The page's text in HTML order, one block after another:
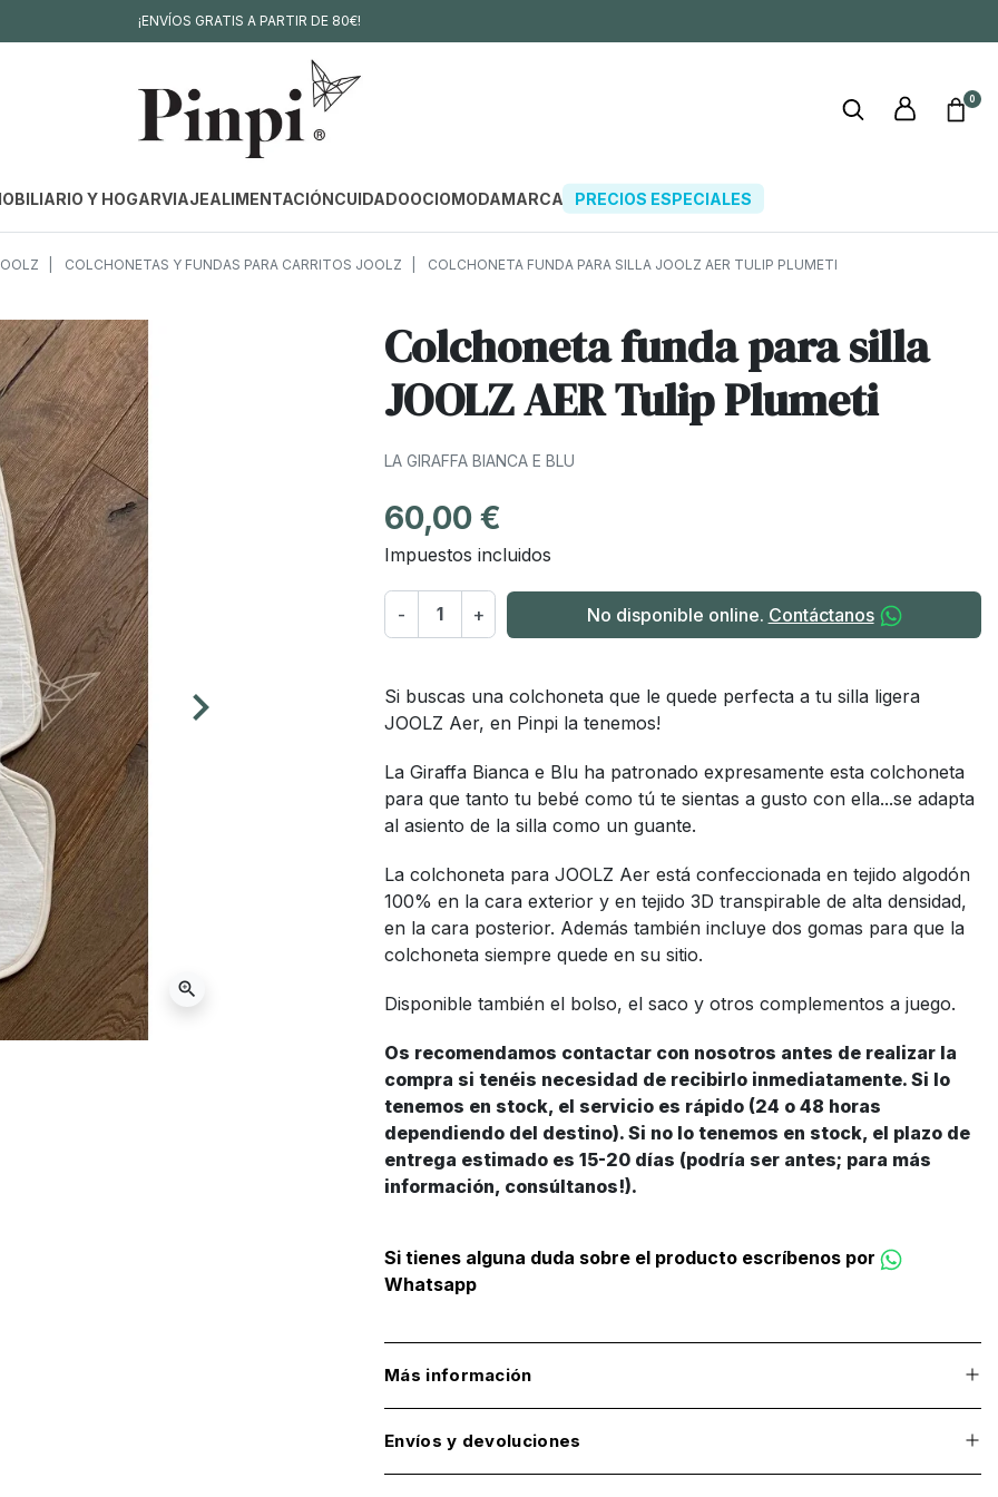
¡ENVÍOS GRATIS A PARTIR DE 80€!
0
Y HOGARVIAJEALIMENTACIÓNCUIDADOOCIOMODAMARCAS PRECIOS ESPECIALES
COLCHONETAS Y FUNDAS PARA CARRITOS JOOLZ COLCHONETA FUNDA PARA SILLA JOOLZ AER TULIP PLUMETI
Siguiente
keyboard_arrow_right
zoom_in
Colchoneta funda para silla
JOOLZ AER Tulip Plumeti
LA GIRAFFA BIANCA E BLU
60,00 €
Impuestos incluidos
- + No disponible online. Contáctanos
Si buscas una colchoneta que le quede perfecta a tu silla ligera
JOOLZ Aer, en Pinpi la tenemos!
La Giraffa Bianca e Blu ha patronado expresamente esta colchoneta
para que tanto tu bebé como tú te sientas a gusto con ella...se adapta
al asiento de la silla como un guante.
La colchoneta para JOOLZ Aer está confeccionada en tejido algodón
100% en la cara exterior y en tejido 3D transpirable de alta densidad,
en la cara posterior. Además también incluye dos gomas para que la
colchoneta siempre quede en su sitio.
Disponible también el bolso, el saco y otros complementos a juego.
Os recomendamos contactar con nosotros antes de realizar la
compra si tenéis necesidad de recibirlo inmediatamente. Si lo
tenemos en stock, el servicio es rápido (24 o 48 horas
dependiendo del destino). Si no lo tenemos en stock, el plazo de
entrega estimado es 15-20 días (podría ser antes; para más
información, consúltanos!).
Si tienes alguna duda sobre el producto escríbenos por
Whatsapp
Más información
Envíos y devoluciones